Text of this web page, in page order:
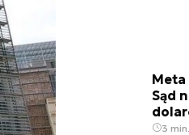
Meta
Sąd
3 min.